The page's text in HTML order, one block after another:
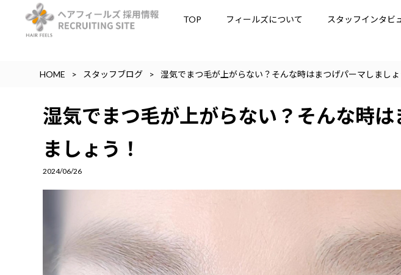
TOP フィールズについて スタッフインタビ
HOME スタッフブログ 湿気でまつ毛が上がらない？そんな時はまつげパーマしましょ
湿気でまつ毛が上がらない？そんな時
ましょう！
2024/06/26